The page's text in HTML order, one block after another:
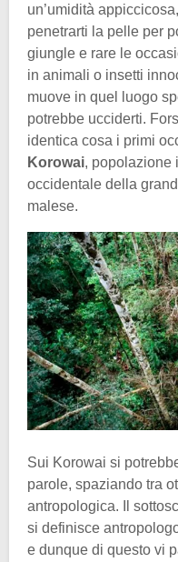
un’umidità
penetrarti la pelle per
giungle e rare le
in animali o insetti
muove in quel luogo
potrebbe ucciderti.
identica cosa i primi
Korowai, popolazione
occidentale della
malese.
Sui Korowai si
parole, spaziando tra
antropologica. Il
si definisce
e dunque di questo vi